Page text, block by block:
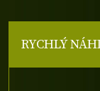
RYCHLÝ